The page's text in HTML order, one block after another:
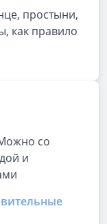
простыни,
как правило
со
и